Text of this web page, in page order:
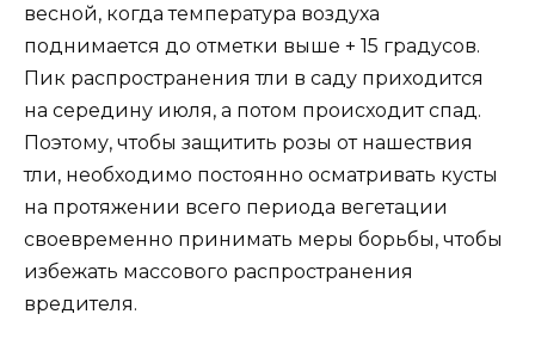
весной, когда температура воздуха
поднимается до отметки выше + 15 градусов.
Пик распространения тли в саду приходится
на середину июля, а потом происходит спад.
Поэтому, чтобы защитить розы от нашествия
тли, необходимо постоянно осматривать кусты
на протяжении всего периода вегетации
своевременно принимать меры борьбы, чтобы
избежать массового распространения
вредителя.